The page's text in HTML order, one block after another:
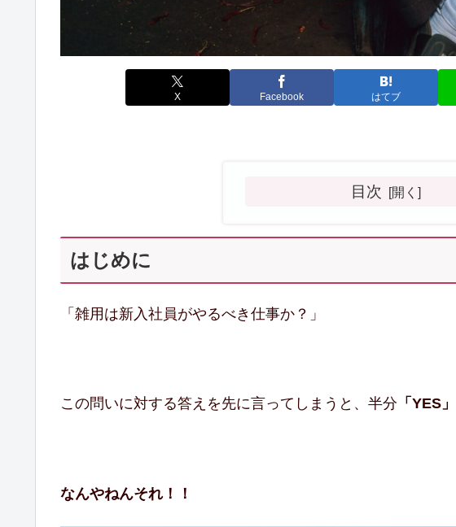
X Facebook はてブ
目次
はじめに
「雑用は新入社員がやるべき仕事か？」
この問いに対する答えを先に言ってしまうと、半分 「YES」
なんやねんそれ！！